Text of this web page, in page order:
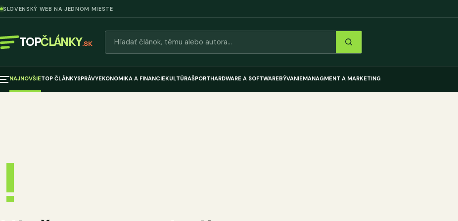
SLOVENSKÝ WEB NA JEDNOM MIESTE
TOPČLÁNKY.SK
NAJNOVŠIETOP ČLÁNKYSPRÁVYEKONOMIKA A FINANCIEKULTÚRAŠPORTHARDWARE A SOFTWAREBÝVANIEMANAGMENT A MARKETING
!